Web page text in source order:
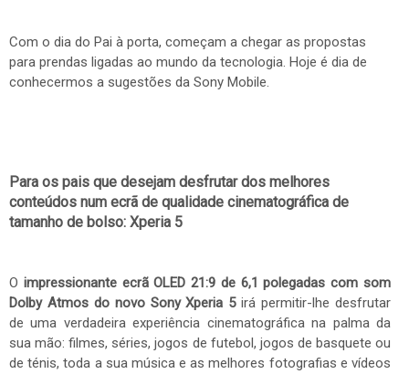
Com o dia do Pai à porta, começam a chegar as propostas
para prendas ligadas ao mundo da tecnologia. Hoje é dia de
conhecermos a sugestões da Sony Mobile.
Para os pais que desejam desfrutar dos melhores
conteúdos num ecrã de qualidade cinematográfica de
tamanho de bolso: Xperia 5
O impressionante ecrã OLED 21:9 de 6,1 polegadas com som
Dolby Atmos do novo Sony Xperia 5irá permitir-lhe desfrutar
de uma verdadeira experiência cinematográfica na palma da
sua mão: filmes, séries, jogos de futebol, jogos de basquete ou
de ténis, toda a sua música e as melhores fotografias e vídeos